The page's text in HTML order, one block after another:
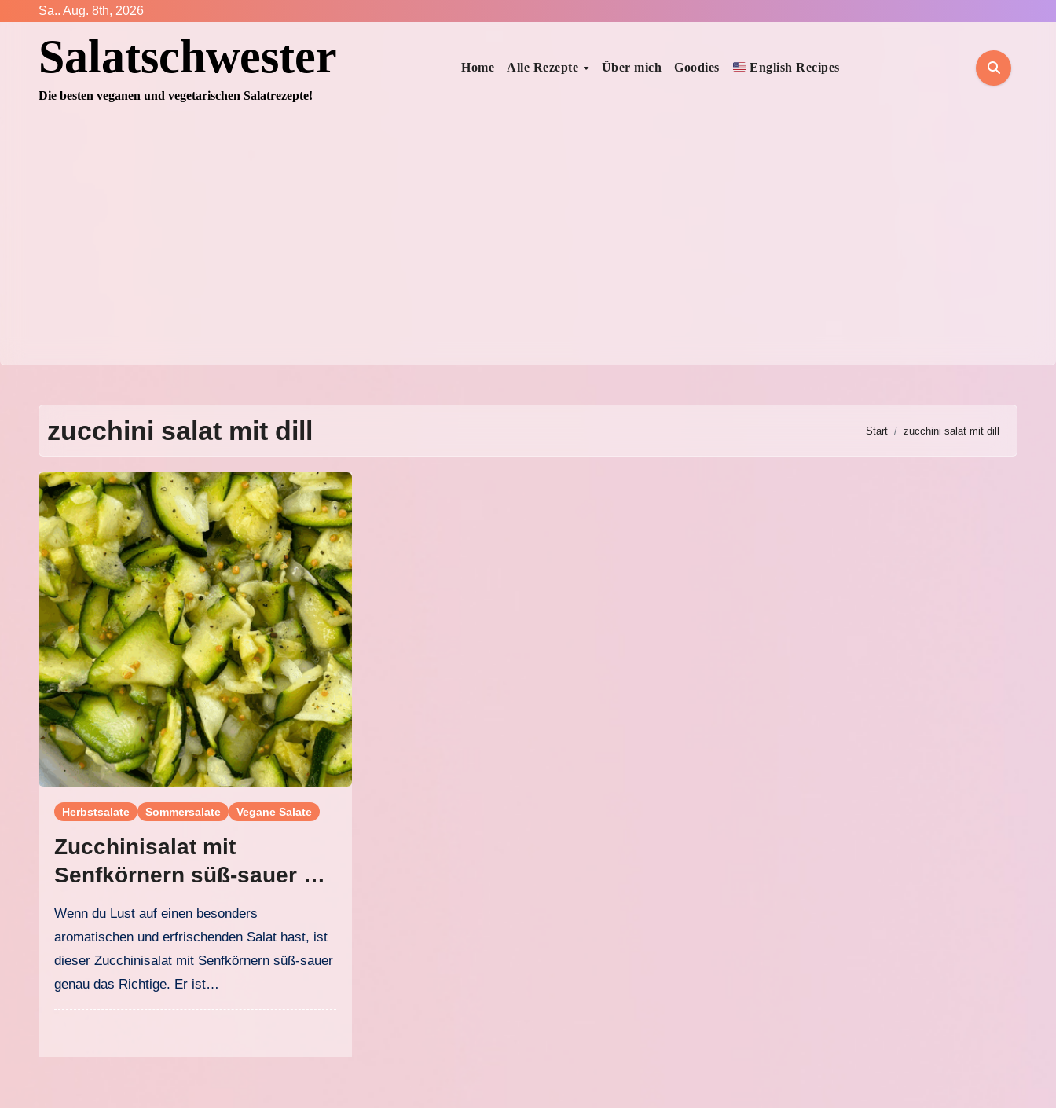
springen
Sa.. Aug. 8th, 2026
Salatschwester
Die besten veganen und vegetarischen Salatrezepte!
Home Alle Rezepte Über mich Goodies English Recipes
zucchini salat mit dill Start zucchini salat mit dill
Herbstsalate Sommersalate Vegane Salate
Zucchinisalat mit
Senfkörnern süß-sauer –
schnell, frisch und einfach
zubereitet
Wenn du Lust auf einen besonders
aromatischen und erfrischenden Salat hast, ist
dieser Zucchinisalat mit Senfkörnern süß-sauer
genau das Richtige. Er ist…